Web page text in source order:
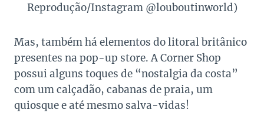
Reprodução/Instagram @louboutinworld)
Mas, também há elementos do litoral britânico
presentes na pop-up store. A Corner Shop
possui alguns toques de “nostalgia da costa”
com um calçadão, cabanas de praia, um
quiosque e até mesmo salva-vidas!